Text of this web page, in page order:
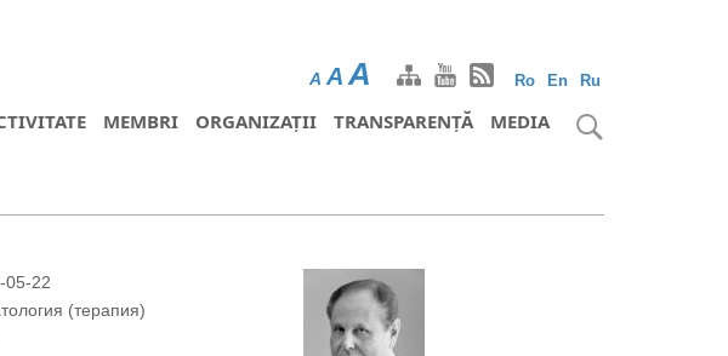
Ro En Ru
A A A
MEMBRI ORGANIZAȚII TRANSPARENȚĂ MEDIA
05-22
(терапия)